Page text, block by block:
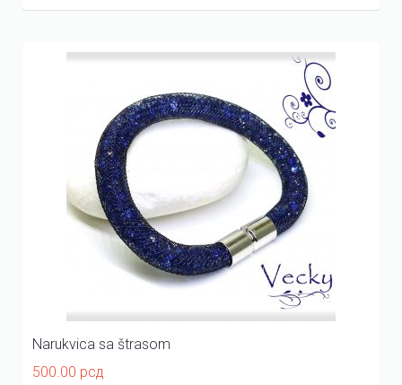
Narukvica sa štrasom
500.00 рсд